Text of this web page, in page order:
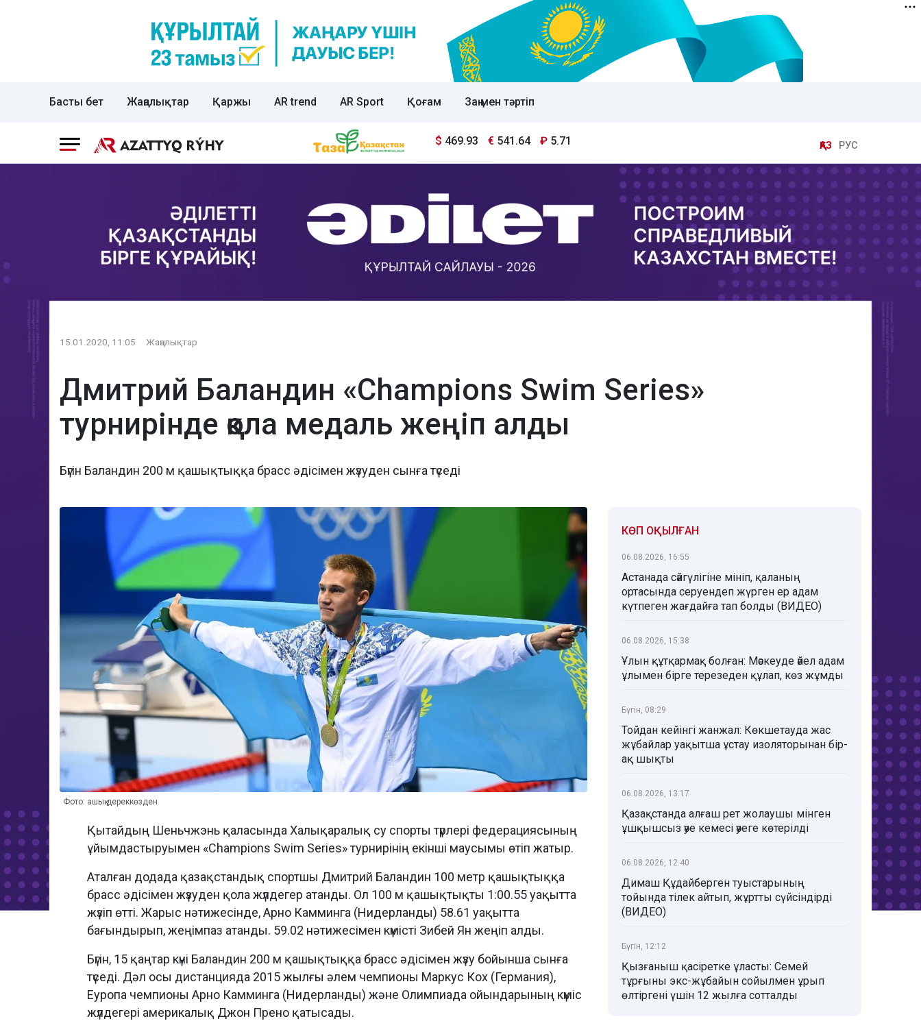
Басты бет Жаңалықтар Қаржы AR trend AR Sport Қоғам Заң мен тәртіп
$ 469.93 € 541.64 ₽ 5.71 ҚАЗ РУС
15.01.2020, 11:05 Жаңалықтар
Дмитрий Баландин «Champions Swim Series»
турнирінде қола медаль жеңіп алды
Бүгін Баландин 200 м қашықтыққа брасс әдісімен жүзуден сынға түседі
Фото: ашық дереккөзден
Қытайдың Шеньчжэнь қаласында Халықаралық су спорты түрлері федерациясының
ұйымдастыруымен «Champions Swim Series» турнирінің екінші маусымы өтіп жатыр.
Аталған додада қазақстандық спортшы Дмитрий Баландин 100 метр қашықтыққа
брасс әдісімен жүзуден қола жүлдегер атанды. Ол 100 м қашықтықты 1:00.55 уақытта
жүзіп өтті. Жарыс нәтижесінде, Арно Камминга (Нидерланды) 58.61 уақытта
бағындырып, жеңімпаз атанды. 59.02 нәтижесімен күмісті Зибей Ян жеңіп алды.
Бүгін, 15 қаңтар күні Баландин 200 м қашықтыққа брасс әдісімен жүзу бойынша сынға
түседі. Дәл осы дистанцияда 2015 жылғы әлем чемпионы Маркус Кох (Германия),
Еуропа чемпионы Арно Камминга (Нидерланды) және Олимпиада ойындарының күміс
жүлдегері америкалық Джон Прено қатысады.
КӨП ОҚЫЛҒАН
06.08.2026, 16:55
Астанада сәйгүлігіне мініп, қаланың
ортасында серуендеп жүрген ер адам
күтпеген жағдайға тап болды (ВИДЕО)
06.08.2026, 15:38
Ұлын құтқармақ болған: Мәскеуде әйел адам
ұлымен бірге терезеден құлап, көз жұмды
Бүгін, 08:29
Тойдан кейінгі жанжал: Көкшетауда жас
жұбайлар уақытша ұстау изоляторынан бір-
ақ шықты
06.08.2026, 13:17
Қазақстанда алғаш рет жолаушы мінген
ұшқышсыз әуе кемесі әуеге көтерілді
06.08.2026, 12:40
Димаш Құдайберген туыстарының
тойында тілек айтып, жұртты сүйсіндірді
(ВИДЕО)
Бүгін, 12:12
Қызғаныш қасіретке ұласты: Семей
тұрғыны экс-жұбайын сойылмен ұрып
өлтіргені үшін 12 жылға сотталды